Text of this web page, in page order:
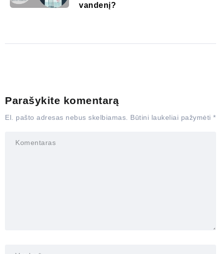
vandenį?
Parašykite komentarą
El. pašto adresas nebus skelbiamas. Būtini laukeliai pažymėti *